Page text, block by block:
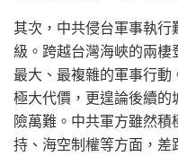
其次，中共侵台軍事執行
級。跨越台灣海峽的兩
最大、最複雜的軍事行
極大代價，更遑論後續的
險萬難。中共軍方雖然
持、海空制權等方面，差